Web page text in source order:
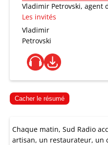
Vladimir Petrovski, agent
Les invités
Vladimir
Petrovski
Cacher le résumé
Chaque matin, Sud Radio
artisan, un restaurateur, un